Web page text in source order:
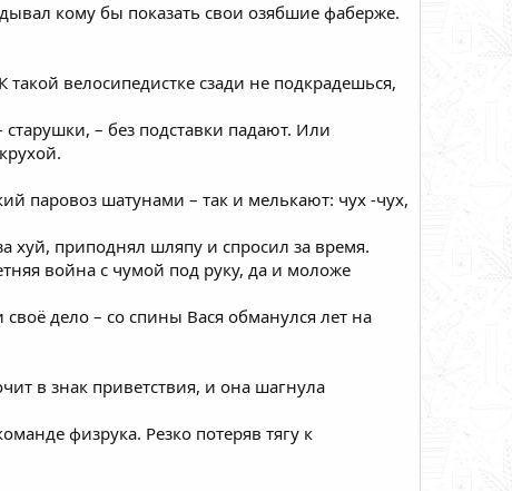
кому бы показать свои озябшие фаберже.
велосипедистке сзади не подкрадешься,
старушки, – без подставки падают. Или
паровоз шатунами – так и мелькают: чух -чух,
хуй, приподнял шляпу и спросил за время.
война с чумой под руку, да и моложе
дело – со спины Вася обманулся лет на
в знак приветствия, и она шагнула
физрука. Резко потеряв тягу к